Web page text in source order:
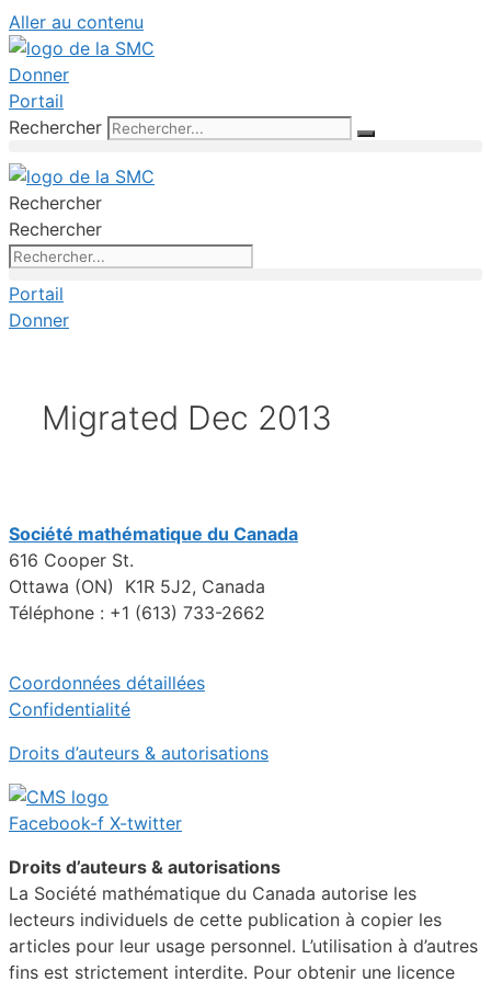
Aller au contenu
Donner
Portail
Rechercher
Rechercher
Rechercher
Portail
Donner
Migrated Dec 2013
Société mathématique du Canada
616 Cooper St.
Ottawa (ON) K1R 5J2, Canada
Téléphone : +1 (613) 733-2662
Coordonnées détaillées
Confidentialité
Droits d’auteurs & autorisations
Facebook-f X-twitter
Droits d’auteurs & autorisations
La Société mathématique du Canada autorise les
lecteurs individuels de cette publication à copier les
articles pour leur usage personnel. L’utilisation à d’autres
fins est strictement interdite. Pour obtenir une licence